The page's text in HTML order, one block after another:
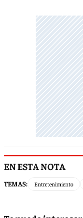
EN ESTA NOTA
TEMAS: Entretenimiento